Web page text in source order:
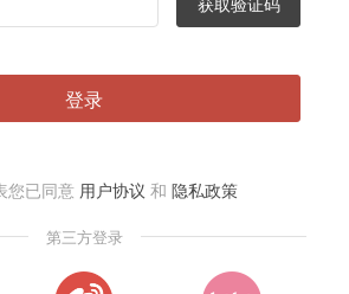
登录
您已同意 用户协议 和 隐私政策
第三方登录